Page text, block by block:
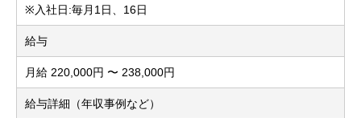
※入社日:毎月1日、16日
給与
月給 220,000円 〜 238,000円
給与詳細（年収事例など）